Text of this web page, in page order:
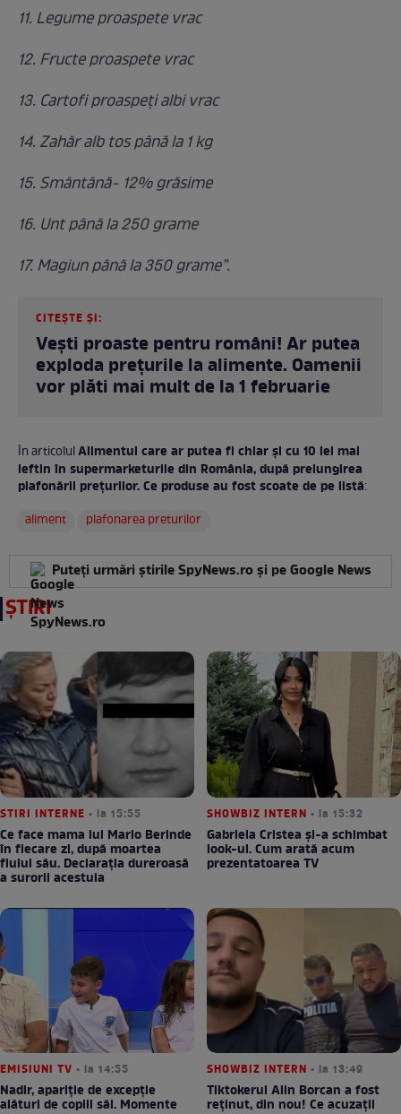
11. Legume proaspete vrac
12. Fructe proaspete vrac
13. Cartofi proaspeţi albi vrac
14. Zahăr alb tos până la 1 kg
15. Smântână- 12% grăsime
16. Unt până la 250 grame
17. Magiun până la 350 grame”.
CITEȘTE ȘI:
Vești proaste pentru români! Ar putea
exploda prețurile la alimente. Oamenii
vor plăti mai mult de la 1 februarie
În articolulAlimentul care ar putea fi chiar și cu 10 lei mai
ieftin în supermarketurile din România, după prelungirea
plafonării prețurilor. Ce produse au fost scoate de pe listă:
aliment
plafonarea preturilor
Puteți urmări știrile SpyNews.ro și pe Google News
ȘTIRI
STIRI INTERNE • la 15:55
Ce face mama lui Mario Berinde
în fiecare zi, după moartea
fiului său. Declarația dureroasă
a surorii acestuia
SHOWBIZ INTERN • la 15:32
Gabriela Cristea și-a schimbat
look-ul. Cum arată acum
prezentatoarea TV
EMISIUNI TV • la 14:55
Nadir, apariție de excepție
alături de copiii săi. Momente
SHOWBIZ INTERN • la 13:49
Tiktokerul Alin Borcan a fost
reținut, din nou! Ce acuzații